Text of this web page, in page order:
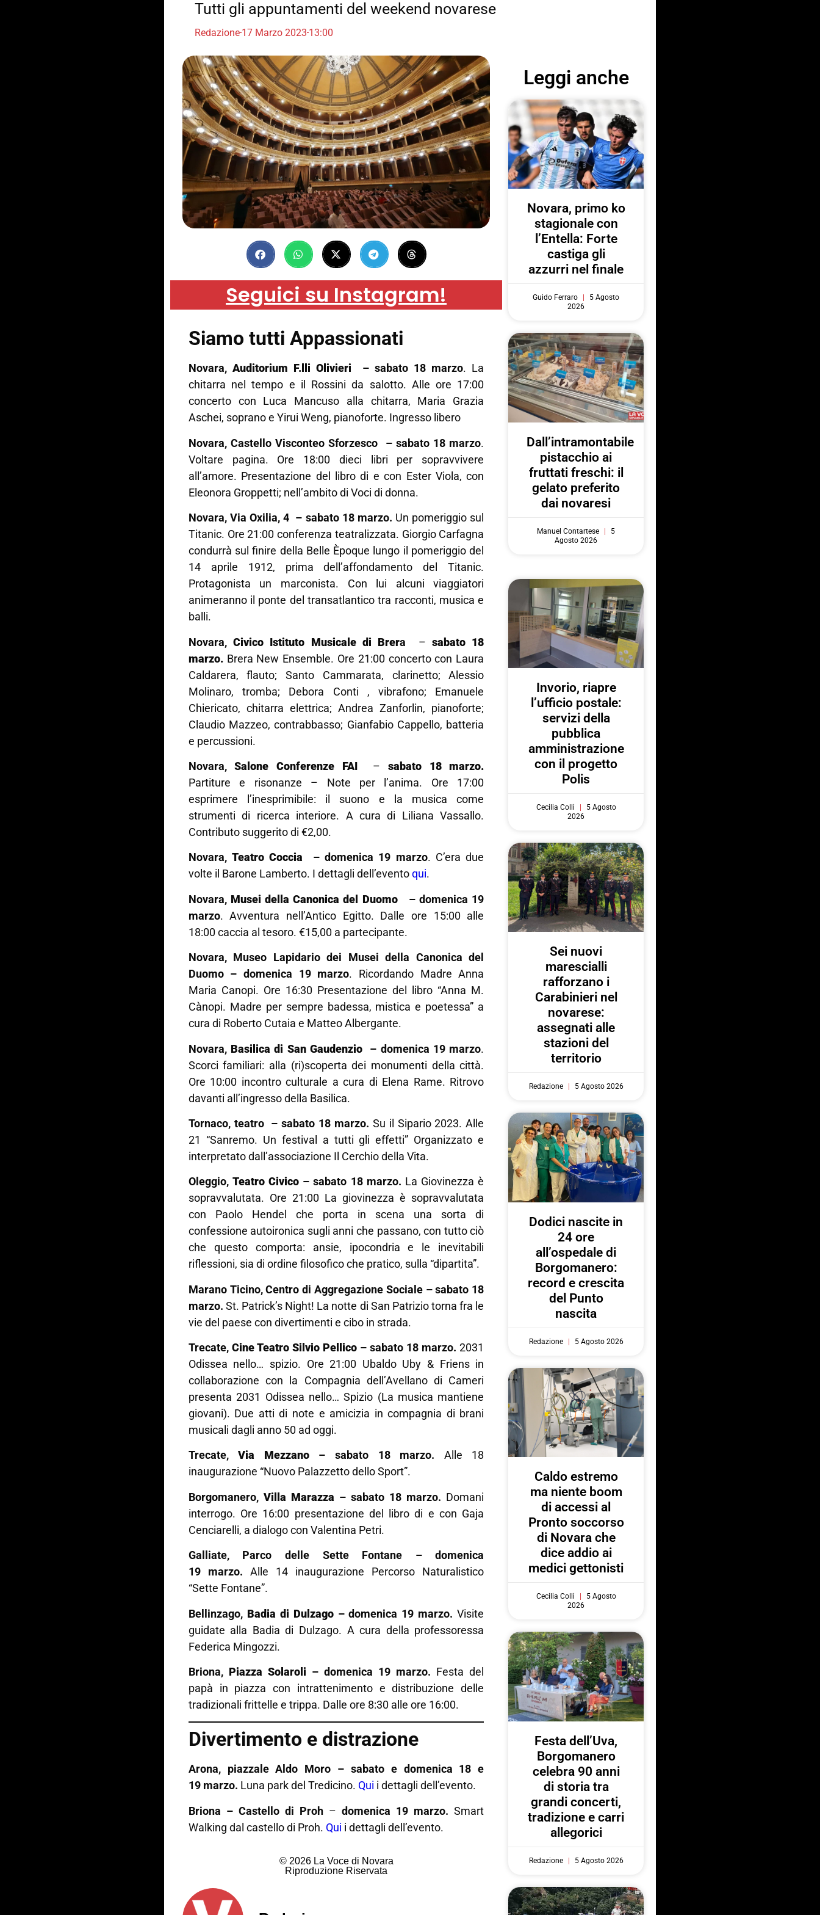
Tutti gli appuntamenti del weekend novarese
Redazione17 Marzo 202313:00
Seguici su Instagram!
Siamo tutti Appassionati
Novara, Auditorium F.lli Olivieri – sabato 18 marzo. La
chitarra nel tempo e il Rossini da salotto. Alle ore 17:00
concerto con Luca Mancuso alla chitarra, Maria Grazia
Aschei, soprano e Yirui Weng, pianoforte. Ingresso libero
Novara, Castello Visconteo Sforzesco – sabato 18 marzo.
Voltare pagina. Ore 18:00 dieci libri per sopravvivere
all’amore. Presentazione del libro di e con Ester Viola, con
Eleonora Groppetti; nell’ambito di Voci di donna.
Novara, Via Oxilia, 4 – sabato 18 marzo. Un pomeriggio sul
Titanic. Ore 21:00 conferenza teatralizzata. Giorgio Carfagna
condurrà sul finire della Belle Èpoque lungo il pomeriggio del
14 aprile 1912, prima dell’affondamento del Titanic.
Protagonista un marconista. Con lui alcuni viaggiatori
animeranno il ponte del transatlantico tra racconti, musica e
balli.
Novara,Civico Istituto Musicale di Brera –sabato 18
marzo.Brera New Ensemble. Ore 21:00 concerto con Laura
Caldarera, flauto; Santo Cammarata, clarinetto; Alessio
Molinaro, tromba; Debora Conti , vibrafono; Emanuele
Chiericato, chitarra elettrica; Andrea Zanforlin, pianoforte;
Claudio Mazzeo, contrabbasso; Gianfabio Cappello, batteria
e percussioni.
Novara,Salone Conferenze FAI – sabato 18 marzo.
Partiture e risonanze – Note per l’anima. Ore 17:00
esprimere l’inesprimibile: il suono e la musica come
strumenti di ricerca interiore. A cura di Liliana Vassallo.
Contributo suggerito di €2,00.
Novara,Teatro Coccia – domenica 19 marzo. C’era due
volte il Barone Lamberto. I dettagli dell’eventoqui.
Novara, Musei della Canonica del Duomo
– domenica 19
marzo. Avventura nell’Antico Egitto. Dalle ore 15:00 alle
18:00 caccia al tesoro. €15,00 a partecipante.
Novara, Museo Lapidario dei Musei della Canonica del
Duomo – domenica 19 marzo. Ricordando Madre Anna
Maria Canopi. Ore 16:30 Presentazione del libro “Anna M.
Cànopi. Madre per sempre badessa, mistica e poetessa” a
cura di Roberto Cutaia e Matteo Albergante.
Novara, Basilica di San Gaudenzio – domenica 19 marzo.
Scorci familiari: alla (ri)scoperta dei monumenti della città.
Ore 10:00 incontro culturale a cura di Elena Rame. Ritrovo
davanti all’ingresso della Basilica.
Tornaco, teatro – sabato 18 marzo. Su il Sipario 2023. Alle
21 “Sanremo. Un festival a tutti gli effetti” Organizzato e
interpretato dall’associazione Il Cerchio della Vita.
Oleggio, Teatro Civico – sabato 18 marzo. La Giovinezza è
sopravvalutata. Ore 21:00 La giovinezza è sopravvalutata
con Paolo Hendel che porta in scena una sorta di
confessione autoironica sugli anni che passano, con tutto ciò
che questo comporta: ansie, ipocondria e le inevitabili
riflessioni, sia di ordine filosofico che pratico, sulla “dipartita”.
Marano Ticino, Centro di Aggregazione Sociale – sabato 18
marzo. St. Patrick’s Night! La notte di San Patrizio torna fra le
vie del paese con divertimenti e cibo in strada.
Trecate, Cine Teatro Silvio Pellico – sabato 18 marzo.2031
Odissea nello… spizio. Ore 21:00 Ubaldo Uby & Friens in
collaborazione con la Compagnia dell’Avellano di Cameri
presenta 2031 Odissea nello… Spizio (La musica mantiene
giovani). Due atti di note e amicizia in compagnia di brani
musicali dagli anno 50 ad oggi.
Trecate,Via Mezzano – sabato 18 marzo. Alle 18
inaugurazione “Nuovo Palazzetto dello Sport”.
Borgomanero, Villa Marazza – sabato 18 marzo. Domani
interrogo. Ore 16:00 presentazione del libro di e con Gaja
Cenciarelli, a dialogo con Valentina Petri.
Galliate, Parco delle Sette Fontane – domenica
19 marzo. Alle 14 inaugurazione Percorso Naturalistico
“Sette Fontane”.
Bellinzago, Badia di Dulzago – domenica 19 marzo.Visite
guidate alla Badia di Dulzago. A cura della professoressa
Federica Mingozzi.
Briona, Piazza Solaroli – domenica 19 marzo. Festa del
papà in piazza con intrattenimento e distribuzione delle
tradizionali frittelle e trippa. Dalle ore 8:30 alle ore 16:00.
Divertimento e distrazione
Arona, piazzale Aldo Moro – sabato e domenica 18 e
19 marzo. Luna park del Tredicino. Qui i dettagli dell’evento.
Briona – Castello di Proh –domenica 19 marzo. Smart
Walking dal castello di Proh. Qui i dettagli dell’evento.
© 2026 La Voce di Novara
Riproduzione Riservata
Leggi anche
Novara, primo ko
stagionale con
l’Entella: Forte
castiga gli
azzurri nel finale
Guido Ferraro
5 Agosto
2026
Dall’intramontabile
pistacchio ai
fruttati freschi: il
gelato preferito
dai novaresi
Manuel Contartese
5
Agosto 2026
Invorio, riapre
l’ufficio postale:
servizi della
pubblica
amministrazione
con il progetto
Polis
Cecilia Colli
5 Agosto
2026
Sei nuovi
marescialli
rafforzano i
Carabinieri nel
novarese:
assegnati alle
stazioni del
territorio
Redazione 5 Agosto 2026
Dodici nascite in
24 ore
all’ospedale di
Borgomanero:
record e crescita
del Punto
nascita
Redazione 5 Agosto 2026
Caldo estremo
ma niente boom
di accessi al
Pronto soccorso
di Novara che
dice addio ai
medici gettonisti
Cecilia Colli
5 Agosto
2026
Festa dell’Uva,
Borgomanero
celebra 90 anni
di storia tra
grandi concerti,
tradizione e carri
allegorici
Redazione 5 Agosto 2026